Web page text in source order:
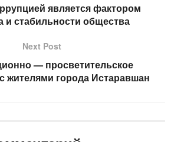
является фактором
и стабильности общества
Next Post
— просветительское
жителями города Истаравшан